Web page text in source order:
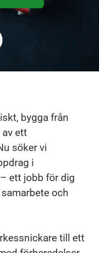
bygga från
ett
söker vi
i
ett jobb för dig
och
till ett